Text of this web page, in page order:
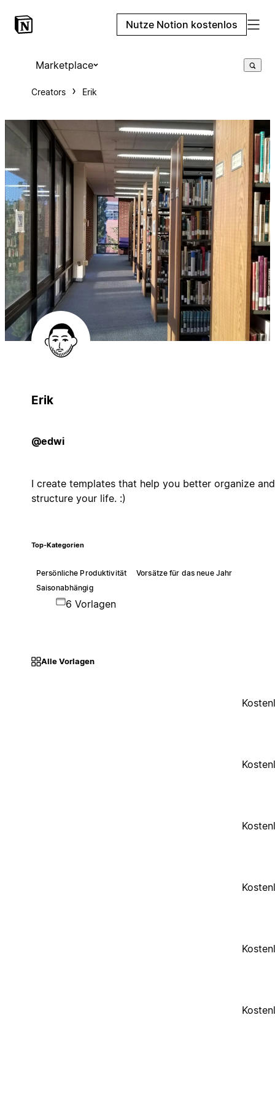
Nutze Notion kostenlos
Marketplace
Creators Erik
Erik
@edwi
I create templates that help you better organize and
structure your life. :)
Top-Kategorien
Persönliche Produktivität
Vorsätze für das neue Jahr
Saisonabhängig
6 Vorlagen
Alle Vorlagen